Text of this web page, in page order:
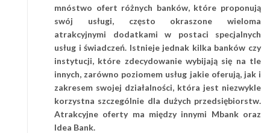
mnóstwo ofert różnych banków, które proponują
swój usługi, często okraszone wieloma
atrakcyjnymi dodatkami w postaci specjalnych
usług i świadczeń. Istnieje jednak kilka banków czy
instytucji, które zdecydowanie wybijają się na tle
innych, zarówno poziomem usług jakie oferują, jak i
zakresem swojej działalności, która jest niezwykle
korzystna szczególnie dla dużych przedsiębiorstw.
Atrakcyjne oferty ma między innymi Mbank oraz
Idea Bank.